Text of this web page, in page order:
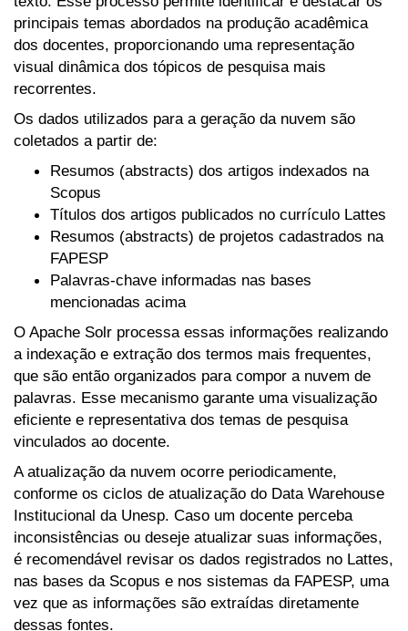
principais temas abordados na produção acadêmica
dos docentes, proporcionando uma representação
visual dinâmica dos tópicos de pesquisa mais
recorrentes.
Os dados utilizados para a geração da nuvem são
coletados a partir de:
Resumos (abstracts) dos artigos indexados na
Scopus
Títulos dos artigos publicados no currículo Lattes
Resumos (abstracts) de projetos cadastrados na
FAPESP
Palavras-chave informadas nas bases
mencionadas acima
O Apache Solr processa essas informações realizando
a indexação e extração dos termos mais frequentes,
que são então organizados para compor a nuvem de
palavras. Esse mecanismo garante uma visualização
eficiente e representativa dos temas de pesquisa
vinculados ao docente.
A atualização da nuvem ocorre periodicamente,
conforme os ciclos de atualização do Data Warehouse
Institucional da Unesp. Caso um docente perceba
inconsistências ou deseje atualizar suas informações,
é recomendável revisar os dados registrados no Lattes,
nas bases da Scopus e nos sistemas da FAPESP, uma
vez que as informações são extraídas diretamente
dessas fontes.